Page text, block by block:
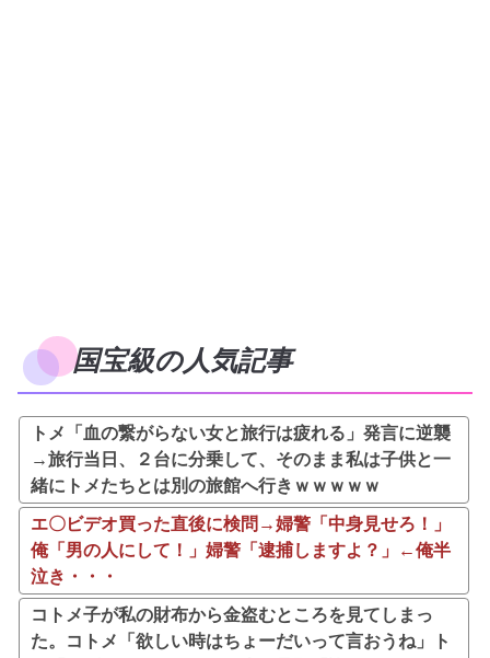
国宝級の人気記事
トメ「血の繋がらない女と旅行は疲れる」発言に逆襲
→旅行当日、２台に分乗して、そのまま私は子供と一
緒にトメたちとは別の旅館へ行きｗｗｗｗｗ
エ〇ビデオ買った直後に検問→婦警「中身見せろ！」
俺「男の人にして！」婦警「逮捕しますよ？」←俺半
泣き・・・
コトメ子が私の財布から金盗むところを見てしまっ
た。コトメ「欲しい時はちょーだいって言おうね」ト